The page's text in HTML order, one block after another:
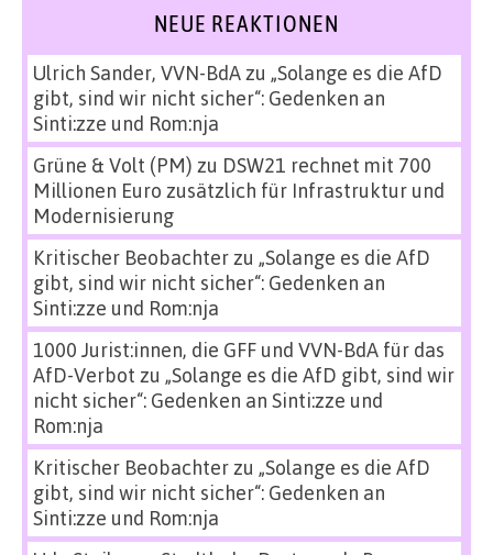
NEUE REAKTIONEN
Ulrich Sander, VVN-BdAzu „Solange es die AfD
gibt, sind wir nicht sicher“: Gedenken an
Sinti:zze und Rom:nja
Grüne & Volt (PM) zu DSW21 rechnet mit 700
Millionen Euro zusätzlich für Infrastruktur und
Modernisierung
Kritischer Beobachterzu „Solange es die AfD
gibt, sind wir nicht sicher“: Gedenken an
Sinti:zze und Rom:nja
1000 Jurist:innen, die GFF und VVN-BdA für das
AfD-Verbot zu „Solange es die AfD gibt, sind wir
nicht sicher“: Gedenken an Sinti:zze und
Rom:nja
Kritischer Beobachterzu „Solange es die AfD
gibt, sind wir nicht sicher“: Gedenken an
Sinti:zze und Rom:nja